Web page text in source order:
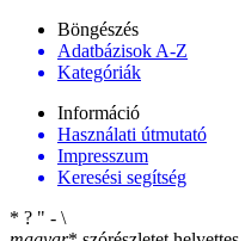
Böngészés
Adatbázisok A-Z
Kategóriák
Információ
Használati útmutató
Impresszum
Keresési segítség
* ? " - \